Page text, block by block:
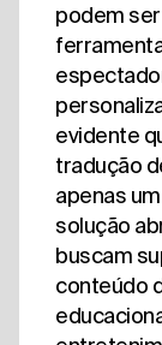
podem
evidente
tradução
apenas
solução
buscam
conteúdo